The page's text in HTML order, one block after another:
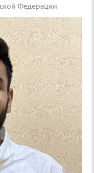
Федерации